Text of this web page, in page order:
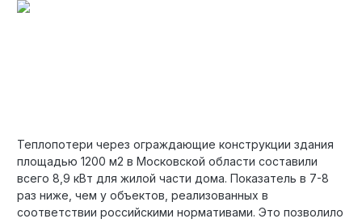
Теплопотери через ограждающие конструкции здания
площадью 1200 м2 в Московской области составили
всего 8,9 кВт для жилой части дома. Показатель в 7-8
раз ниже, чем у объектов, реализованных в
соответствии российскими нормативами. Это позволило